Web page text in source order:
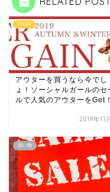
Qoo10
アウターを買うなら今でし
ょ！ソーシャルガールのセ
ルで人気のアウターをGet！
2019年11
買い物